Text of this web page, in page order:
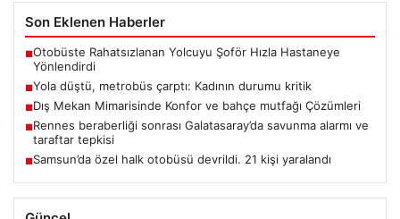
Son Eklenen Haberler
■Otobüste Rahatsızlanan Yolcuyu Şoför Hızla Hastaneye
Yönlendirdi
■Yola düştü, metrobüs çarptı: Kadının durumu kritik
■Dış Mekan Mimarisinde Konfor ve bahçe mutfağı Çözümleri
■Rennes beraberliği sonrası Galatasaray’da savunma alarmı ve
taraftar tepkisi
■Samsun’da özel halk otobüsü devrildi. 21 kişi yaralandı